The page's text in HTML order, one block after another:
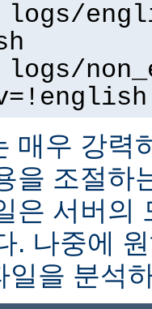
logs/
logs/
매우 강력
을 조절하
은 서버의
. 나중에
일을 분석